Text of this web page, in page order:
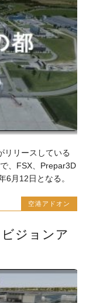
リリースしている
、FSX、Prepar3D
月12日となる。
空港アドオン
ジョンア